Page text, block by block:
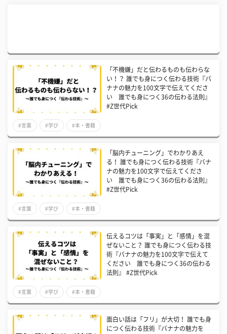
「不機嫌」だと伝わるものも伝わらな
い！？ 誰でも身につく伝わる技術『バ
ナナの魅力を100文字で伝えてくださ
い 誰でも身につく36の伝わる法則』
#Z世代Pick
#言葉 #学び #本・書籍
「脳内チューニング」でわかりあえ
る！ 誰でも身につく伝わる技術『バナ
ナの魅力を100文字で伝えてくださ
い 誰でも身につく36の伝わる法則』
#Z世代Pick
#言葉 #学び #本・書籍
伝えるコツは「事実」と「感情」を混
ぜないこと？ 誰でも身につく伝わる技
術『バナナの魅力を100文字で伝えて
ください 誰でも身につく36の伝わる
法則』 #Z世代Pick
#言葉 #学び #本・書籍
面白い話は「フリ」が大切！ 誰でも身
につく伝わる技術『バナナの魅力を